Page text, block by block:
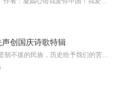
创国庆诗歌特辑